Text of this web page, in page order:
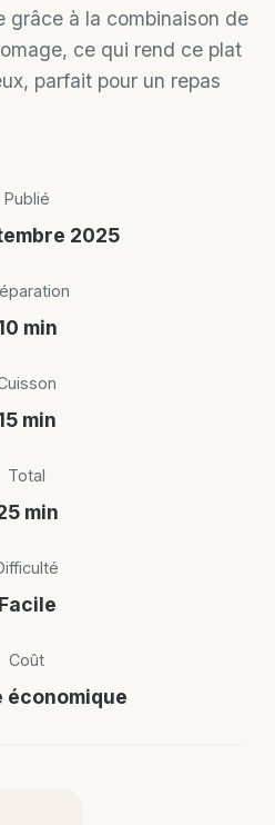
grâce à la combinaison de
ce qui rend ce plat
parfait pour un repas
Publié
2025
min
min
Total
min
Facile
Coût
économique